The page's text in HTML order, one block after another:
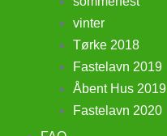
vinter
Tørke 2018
Fastelavn 2019
Åbent Hus 2019
Fastelavn 2020